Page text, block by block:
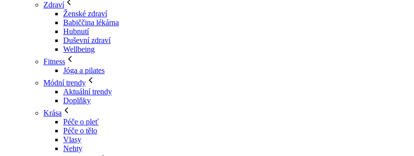
Zdraví
Ženské zdraví
Babiččina lékárna
Hubnutí
Duševní zdraví
Wellbeing
Fitness
Jóga a pilates
Módní trendy
Aktuální trendy
Doplňky
Krása
Péče o pleť
Péče o tělo
Vlasy
Nehty